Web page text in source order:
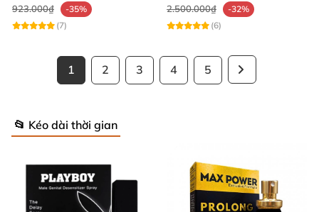
923.000₫
-35%
(7)
2.500.000₫
-32%
(6)
1 2 3 4 5
📂 Kéo dài thời gian